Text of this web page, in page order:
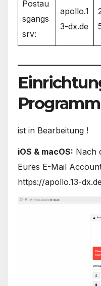
Postau
sgangs
srv:
apollo.1
3-dx.de
Programm
ist in Bearbeitung !
iOS & macOS: Nach
Eures E-Mail
https://apollo.13-